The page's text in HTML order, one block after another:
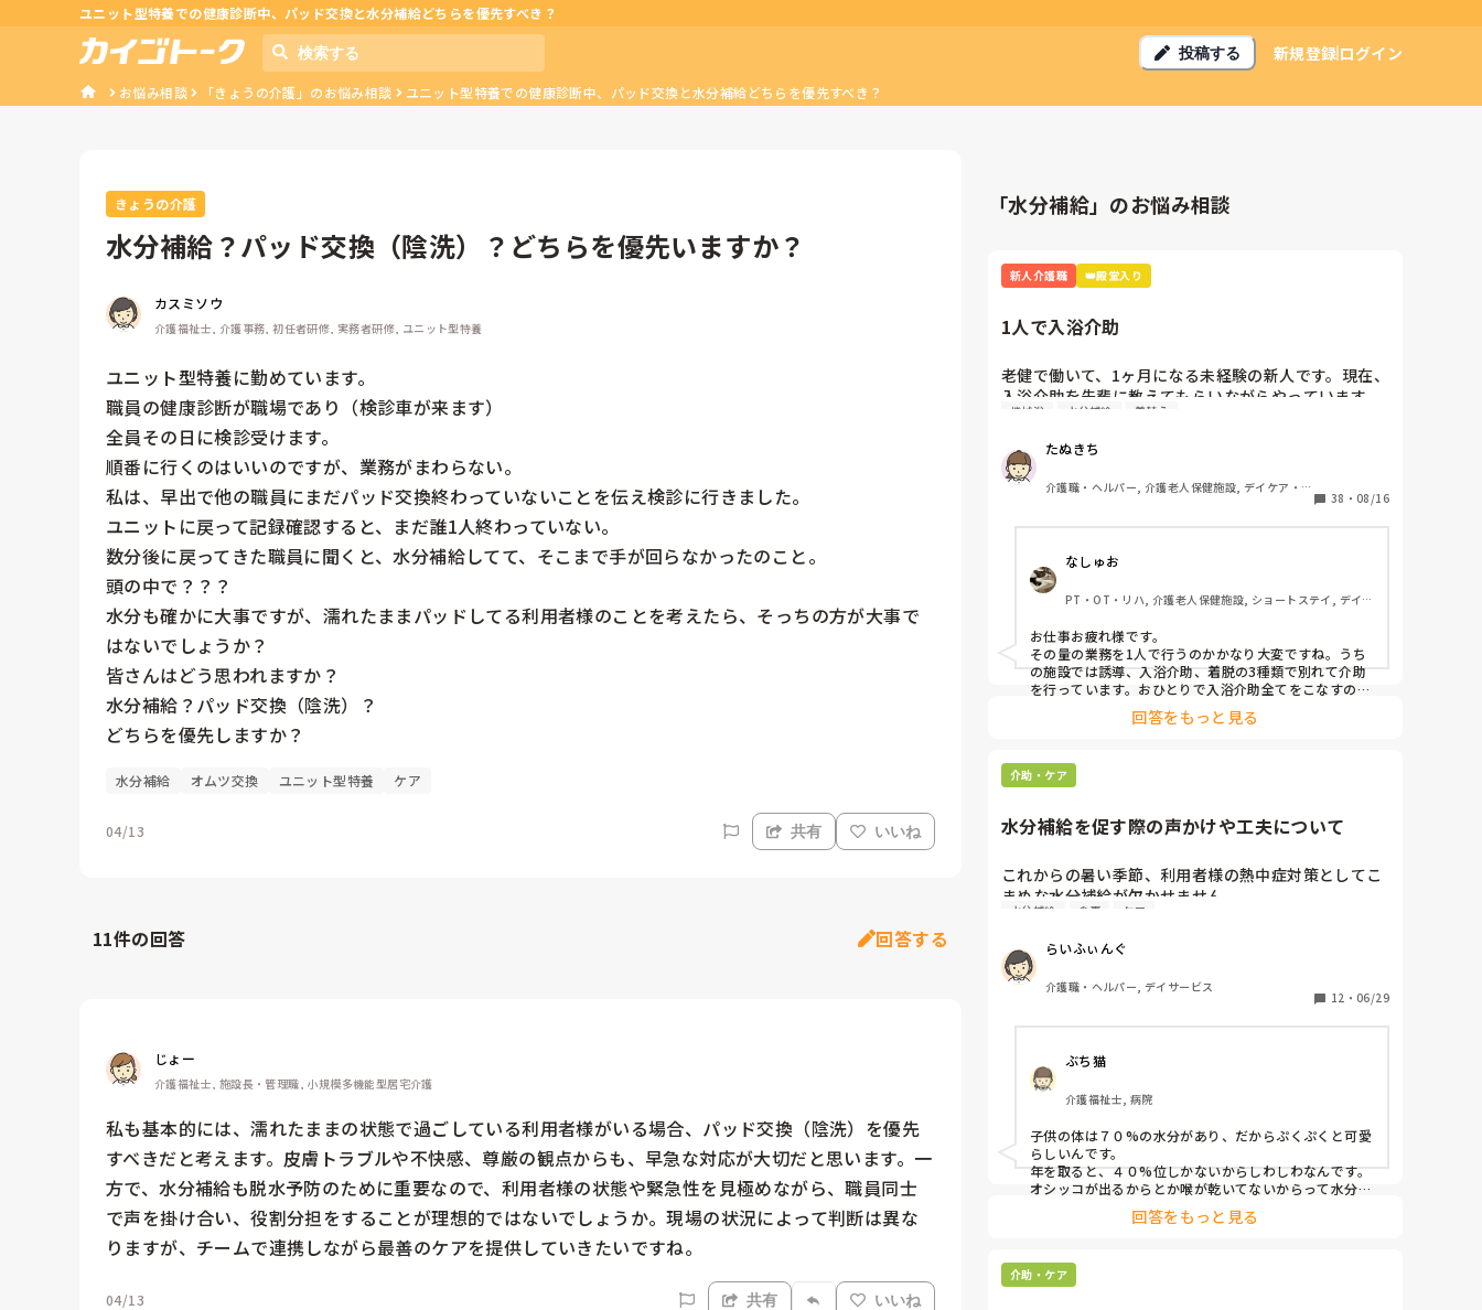
ユニット型特養での健康診断中、パッド交換と水分補給どちらを優先すべき？
投稿する 新規登録ログイン
お悩み相談 「きょうの介護」のお悩み相談 ユニット型特養での健康診断中、パッド交換と水分補給どちらを優先すべき？
きょうの介護
水分補給？パッド交換（陰洗）？どちらを優先いますか？
カスミソウ
介護福祉士, 介護事務, 初任者研修, 実務者研修, ユニット型特養
ユニット型特養に勤めています。
職員の健康診断が職場であり（検診車が来ます）
全員その日に検診受けます。
順番に行くのはいいのですが、業務がまわらない。
私は、早出で他の職員にまだパッド交換終わっていないことを伝え検診に行きました。
ユニットに戻って記録確認すると、まだ誰1人終わっていない。
数分後に戻ってきた職員に聞くと、水分補給してて、そこまで手が回らなかったのこと。
頭の中で？？？
水分も確かに大事ですが、濡れたままパッドしてる利用者様のことを考えたら、そっちの方が大事で
はないでしょうか？
皆さんはどう思われますか？
水分補給？パッド交換（陰洗）？
水分補給 オムツ交換 ユニット型特養 ケア
04/13 共有 いいね
11件の回答 回答する
じょー
介護福祉士, 施設長・管理職, 小規模多機能型居宅介護
私も基本的には、濡れたままの状態で過ごしている利用者様がいる場合、パッド交換（陰洗）を優先
すべきだと考えます。皮膚トラブルや不快感、尊厳の観点からも、早急な対応が大切だと思います。一
方で、水分補給も脱水予防のために重要なので、利用者様の状態や緊急性を見極めながら、職員同士
で声を掛け合い、役割分担をすることが理想的ではないでしょうか。現場の状況によって判断は異な
りますが、チームで連携しながら最善のケアを提供していきたいですね。
04/13 共有 いいね
「水分補給」のお悩み相談
新人介護職 👑殿堂入り
1人で入浴介助
老健で働いて、1ヶ月になる未経験の新人です。現在、
入浴介助を先輩に教えてもらいながらやっています。
しかし、いずれ1人で午前の3時間で10〜12人、午後
誘導は電話すると連れてきてもらえますが、それ以
外、自分一人でやらなければならないので、かなり不
安です。洗身、洗髪、更衣、爪切り、ボディークリー
認など。
大浴場の洗い場3つと、機械浴一つあります。
ADLは高い方が多いため、洗身・洗髪ができる方はや
ってもらいつつ、1時間に1人機械浴で入ってもらいな
がら、脱衣場のこともやりつつなので、いつもバタバ
タしてしまいます。
また認知症の方が多いため、勝手に湯船に入ろうとし
たり、急に動く方もいます。
いつか事故を起こしてしまいそうで不安です。
少しずつ他の業務をやってもらう予定です。」と言っ
ています。
また、1人で1日何人くらいを入浴させているのでしょ
うか？
機械浴 水分補給 着替え
たぬきち
介護職・ヘルパー, 介護老人保健施設, デイケア・通
38 ・ 08/16
なしゅお
PT・OT・リハ, 介護老人保健施設, ショートステイ, デイケ
お仕事お疲れ様です。
その量の業務を1人で行うのかかなり大変ですね。うち
の施設では誘導、入浴介助、着脱の3種類で別れて介助
を行っています。おひとりで入浴介助全てをこなすのは
プレッシャーになりますし、事故に繋がる可能性も出て
くると思います。慣れるためにと言われれば聞こえは良
回答をもっと見る
介助・ケア
水分補給を促す際の声かけや工夫について
これからの暑い季節、利用者様の熱中症対策としてこ
まめな水分補給が欠かせません。
しかし、自発的に飲むのが難しい方や、水分を摂るの
ています。
スムーズに水分を摂ってもらうために、みなさんの現
場で行っている工夫や良い声かけのフレーズがあれば
参考にさせてください。
水分補給 食事 ケア
らいふぃんぐ
介護職・ヘルパー, デイサービス
12 ・ 06/29
ぶち猫
介護福祉士, 病院
子供の体は７０%の水分があり、だからぷくぷくと可愛
らしいんです。
年を取ると、４０%位しかないからしわしわなんです。
オシッコが出るからとか喉が乾いてないからって水分を
摂らないでいると脳ミソから内蔵まで乾いて体も動かな
くなって、もの忘れはするし､いろいろな病気になるん
私は１日コップで10杯は飲むようにしていますよ。
お年寄りが喉が乾いたと思うときは、手遅れなんですか
回答をもっと見る
介助・ケア